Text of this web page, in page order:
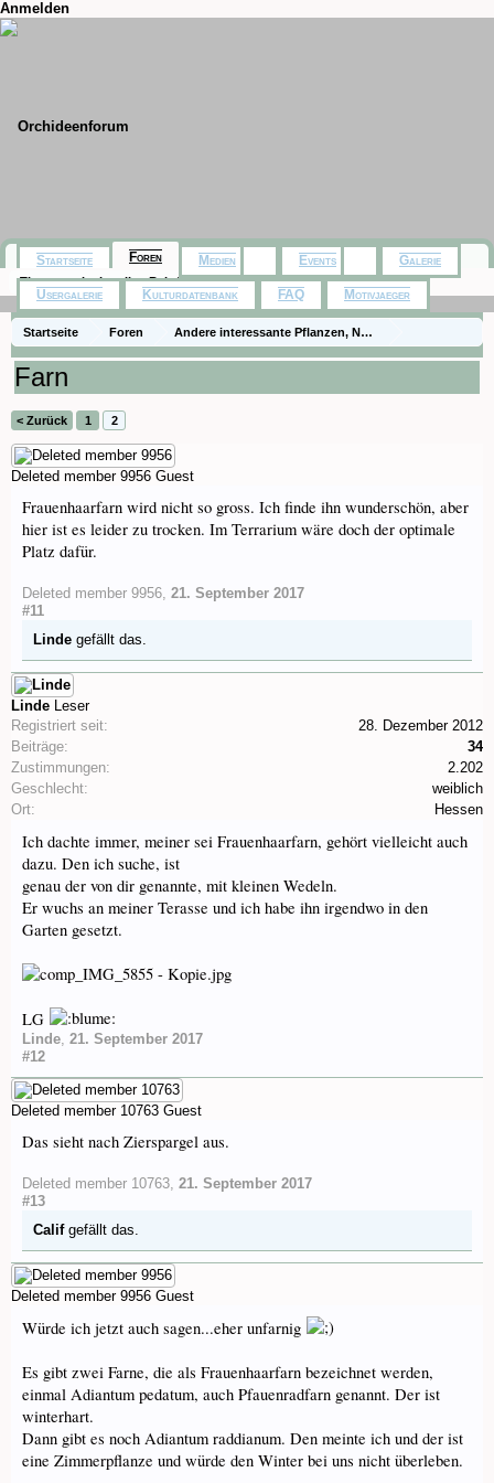
Anmelden
Startseite Foren
Andere interessante Pflanzen, Naturfotos, Ausflüge
Zimmerpflanzen
Farn
< Zurück 1 2
Deleted member 9956 Guest
Frauenhaarfarn wird nicht so gross. Ich finde ihn wunderschön, aber
hier ist es leider zu trocken. Im Terrarium wäre doch der optimale
Platz dafür.
Deleted member 9956, 21. September 2017
#11
Linde gefällt das.
Linde Leser
Registriert seit:
28. Dezember 2012
Beiträge:
34
Zustimmungen:
2.202
Geschlecht:
weiblich
Ort:
Hessen
Ich dachte immer, meiner sei Frauenhaarfarn, gehört vielleicht auch
dazu. Den ich suche, ist
genau der von dir genannte, mit kleinen Wedeln.
Er wuchs an meiner Terasse und ich habe ihn irgendwo in den
Garten gesetzt.
LG
Linde, 21. September 2017
#12
Deleted member 10763 Guest
Das sieht nach Zierspargel aus.
Deleted member 10763, 21. September 2017
#13
Califgefällt das.
Deleted member 9956 Guest
Würde ich jetzt auch sagen...eher unfarnig
Es gibt zwei Farne, die als Frauenhaarfarn bezeichnet werden,
einmal Adiantum pedatum, auch Pfauenradfarn genannt. Der ist
winterhart.
Dann gibt es noch Adiantum raddianum. Den meinte ich und der ist
eine Zimmerpflanze und würde den Winter bei uns nicht überleben.
Startseite Foren
Themen mit aktuellen Beiträgen
Medien Events Galerie
Usergalerie Kulturdatenbank FAQ Motivjaeger